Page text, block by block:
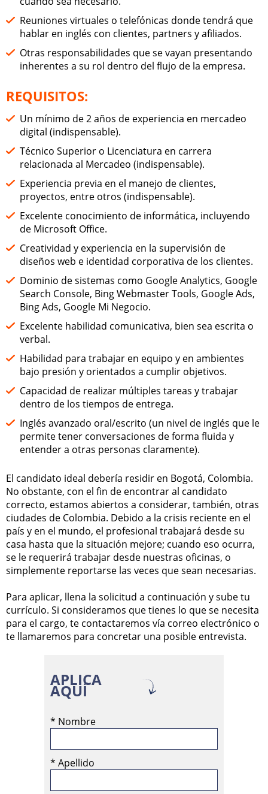
Reuniones virtuales o telefónicas donde tendrá que
hablar en inglés con clientes, partners y afiliados.
Otras responsabilidades que se vayan presentando
inherentes a su rol dentro del flujo de la empresa.
REQUISITOS:
Un mínimo de 2 años de experiencia en mercadeo
digital (indispensable).
Técnico Superior o Licenciatura en carrera
relacionada al Mercadeo (indispensable).
Experiencia previa en el manejo de clientes,
proyectos, entre otros (indispensable).
Excelente conocimiento de informática, incluyendo
de Microsoft Office.
Creatividad y experiencia en la supervisión de
diseños web e identidad corporativa de los clientes.
Dominio de sistemas como Google Analytics, Google
Search Console, Bing Webmaster Tools, Google Ads,
Bing Ads, Google Mi Negocio.
Excelente habilidad comunicativa, bien sea escrita o
verbal.
Habilidad para trabajar en equipo y en ambientes
bajo presión y orientados a cumplir objetivos.
Capacidad de realizar múltiples tareas y trabajar
dentro de los tiempos de entrega.
Inglés avanzado oral/escrito (un nivel de inglés que le
permite tener conversaciones de forma fluida y
entender a otras personas claramente).
El candidato ideal debería residir en Bogotá, Colombia.
No obstante, con el fin de encontrar al candidato
correcto, estamos abiertos a considerar, también, otras
ciudades de Colombia. Debido a la crisis reciente en el
país y en el mundo, el profesional trabajará desde su
casa hasta que la situación mejore; cuando eso ocurra,
se le requerirá trabajar desde nuestras oficinas, o
simplemente reportarse las veces que sean necesarias.
Para aplicar, llena la solicitud a continuación y sube tu
currículo. Si consideramos que tienes lo que se necesita
para el cargo, te contactaremos vía correo electrónico o
te llamaremos para concretar una posible entrevista.
APLICA
AQUÍ
* Nombre
* Apellido